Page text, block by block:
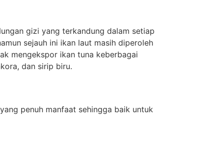
gizi yang terkandung dalam setiap
sejauh ini ikan laut masih diperoleh
mengekspor ikan tuna keberbagai
dan sirip biru.
penuh manfaat sehingga baik untuk